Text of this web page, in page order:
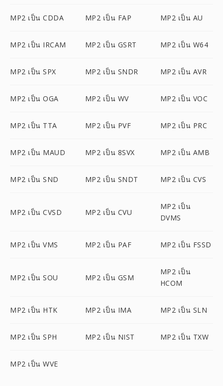
MP2 เป็น CDDA MP2 เป็น FAP MP2 เป็น AU
MP2 เป็น IRCAM MP2 เป็น GSRT MP2 เป็น W64
MP2 เป็น SPX MP2 เป็น SNDR MP2 เป็น AVR
MP2 เป็น OGA MP2 เป็น WV MP2 เป็น VOC
MP2 เป็น TTA MP2 เป็น PVF MP2 เป็น PRC
MP2 เป็น MAUD MP2 เป็น 8SVX MP2 เป็น AMB
MP2 เป็น SND MP2 เป็น SNDT MP2 เป็น CVS
MP2 เป็น CVSD MP2 เป็น CVU
MP2 เป็น
DVMS
MP2 เป็น VMS MP2 เป็น PAF MP2 เป็น FSSD
MP2 เป็น SOU MP2 เป็น GSM
MP2 เป็น
HCOM
MP2 เป็น HTK MP2 เป็น IMA MP2 เป็น SLN
MP2 เป็น SPH MP2 เป็น NIST MP2 เป็น TXW
MP2 เป็น WVE